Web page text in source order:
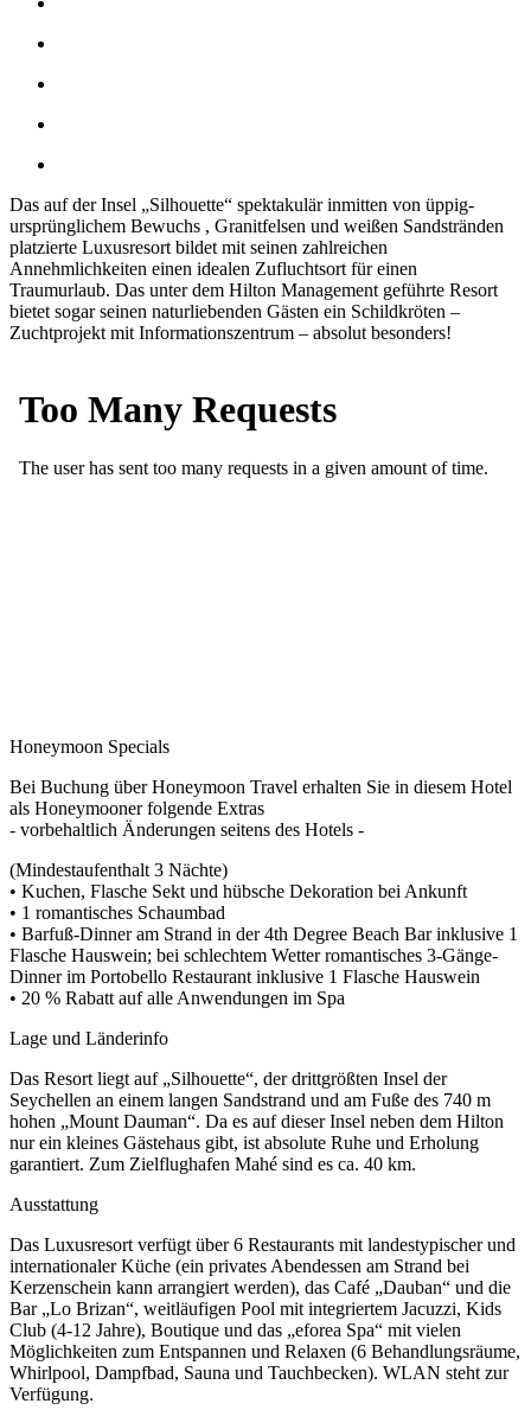
Das auf der Insel „Silhouette“ spektakulär inmitten von üppig-
ursprünglichem Bewuchs , Granitfelsen und weißen Sandstränden
platzierte Luxusresort bildet mit seinen zahlreichen
Annehmlichkeiten einen idealen Zufluchtsort für einen
Traumurlaub. Das unter dem Hilton Management geführte Resort
bietet sogar seinen naturliebenden Gästen ein Schildkröten –
Zuchtprojekt mit Informationszentrum – absolut besonders!
Honeymoon Specials
Bei Buchung über Honeymoon Travel erhalten Sie in diesem Hotel
als Honeymooner folgende Extras
- vorbehaltlich Änderungen seitens des Hotels -
(Mindestaufenthalt 3 Nächte)
• Kuchen, Flasche Sekt und hübsche Dekoration bei Ankunft
• 1 romantisches Schaumbad
• Barfuß-Dinner am Strand in der 4th Degree Beach Bar inklusive 1
Flasche Hauswein; bei schlechtem Wetter romantisches 3-Gänge-
Dinner im Portobello Restaurant inklusive 1 Flasche Hauswein
• 20 % Rabatt auf alle Anwendungen im Spa
Lage und Länderinfo
Das Resort liegt auf „Silhouette“, der drittgrößten Insel der
Seychellen an einem langen Sandstrand und am Fuße des 740 m
hohen „Mount Dauman“. Da es auf dieser Insel neben dem Hilton
nur ein kleines Gästehaus gibt, ist absolute Ruhe und Erholung
garantiert. Zum Zielflughafen Mahé sind es ca. 40 km.
Ausstattung
Das Luxusresort verfügt über 6 Restaurants mit landestypischer und
internationaler Küche (ein privates Abendessen am Strand bei
Kerzenschein kann arrangiert werden), das Café „Dauban“ und die
Bar „Lo Brizan“, weitläufigen Pool mit integriertem Jacuzzi, Kids
Club (4-12 Jahre), Boutique und das „eforea Spa“ mit vielen
Möglichkeiten zum Entspannen und Relaxen (6 Behandlungsräume,
Whirlpool, Dampfbad, Sauna und Tauchbecken). WLAN steht zur
Verfügung.